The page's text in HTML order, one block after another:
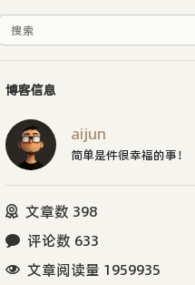
博客信息
aijun
简单是件很幸福的事！
文章数 398
评论数 633
文章阅读量 1959935